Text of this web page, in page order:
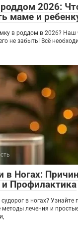
2026:
маме и
в роддом в 2026? Наш
не забыть! Всё
в Ногах:
Профилактика
в ногах? Узнайте
лечения и